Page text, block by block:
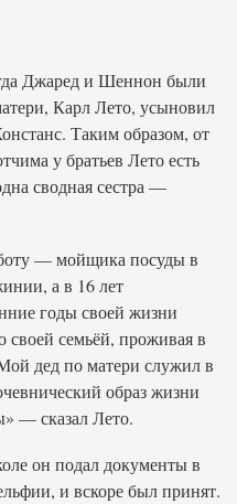
Джаред и Шеннон были
Карл Лето, усыновил
Таким образом, от
у братьев Лето есть
сводная сестра —
— мойщика посуды в
а в 16 лет
годы своей жизни
своей семьёй, проживая в
дед по матери служил в
образ жизни
— сказал Лето.
он подал документы в
и вскоре был принят.